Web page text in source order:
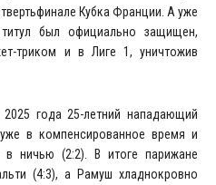
Кубка Франции. А уже
был официально защищен,
триком и в Лиге 1, уничтожив
года 25-летний нападающий
в компенсированное время и
ничью (2:2). В итоге парижане
(4:3), а Рамуш хладнокровно